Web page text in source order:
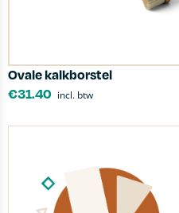
Ovale kalkborstel
€31.40 incl. btw